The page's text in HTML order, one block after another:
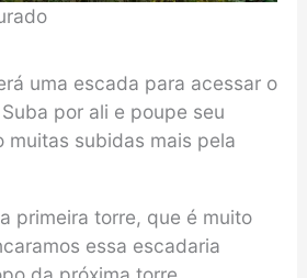
uma escada para acessar o
por ali e poupe seu
muitas subidas mais pela
primeira torre, que é muito
essa escadaria